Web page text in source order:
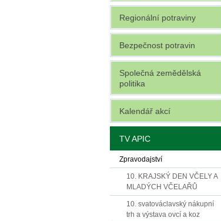
Regionální potraviny
Bezpečnost potravin
Společná zemědělská
politika
Kalendář akcí
TV APIC
Zpravodajství
10. KRAJSKÝ DEN VČELY A
MLADÝCH VČELAŘŮ
10. svatováclavský nákupní
trh a výstava ovcí a koz